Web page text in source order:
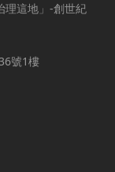
理這地」-創世紀
號1樓